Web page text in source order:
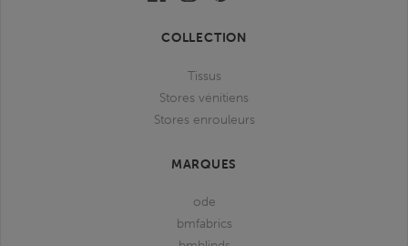
COLLECTION
Tissus
Stores vénitiens
Stores enrouleurs
MARQUES
ode
bmfabrics